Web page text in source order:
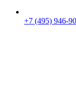
+7 (495) 946-